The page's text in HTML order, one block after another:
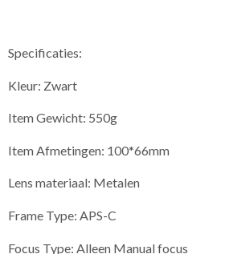
Specificaties:
Kleur: Zwart
Item Gewicht: 550g
Item Afmetingen: 100*66mm
Lens materiaal: Metalen
Frame Type: APS-C
Focus Type: Alleen Manual focus